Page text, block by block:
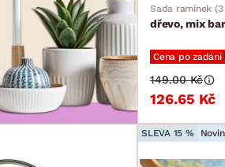
Sada ramínek (3
dřevo, mix
Cena po zadání
126.65 Kč
149.00 Kč
SLEVA 15 %